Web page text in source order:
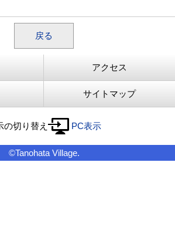
戻る
アクセス
サイトマップ
の切り替え PC表示
©Tanohata Village.